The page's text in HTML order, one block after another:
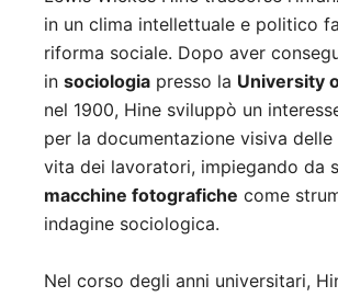
in un clima intellettuale e politico
riforma sociale. Dopo aver
in sociologia presso la University
nel 1900, Hine sviluppò un
per la documentazione visiva
vita dei lavoratori, impiegando da
macchine fotografiche come
indagine sociologica.
Nel corso degli anni universitari,